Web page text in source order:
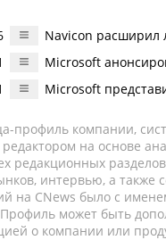
Navicon расширил
Microsoft
Microsoft
профиль компании,
редактором на основе
редакционных
интервью, а также
на CNews было с
может быть
о компании или